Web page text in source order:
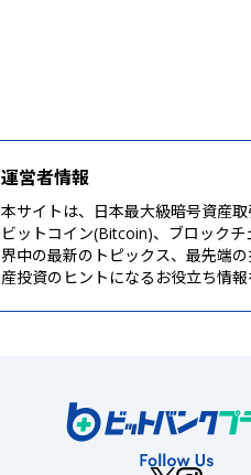
運営者情報
本サイトは、日本最大級暗号資産
ビットコイン(Bitcoin)、ブロック
界中の最新のトピックス、最先端
産投資のヒントになるお役立ち情報